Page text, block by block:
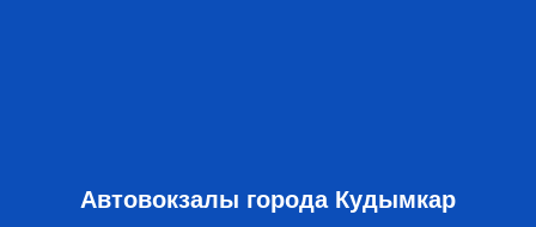
Автовокзалы города Кудымкар